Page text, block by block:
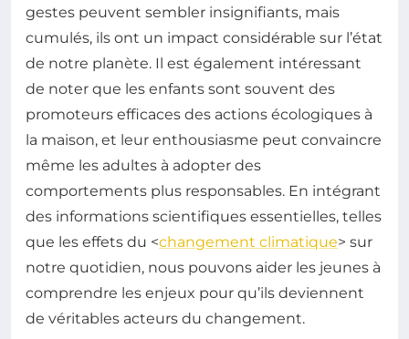
gestes peuvent sembler insignifiants, mais
cumulés, ils ont un impact considérable sur l’état
de notre planète. Il est également intéressant
de noter que les enfants sont souvent des
promoteurs efficaces des actions écologiques à
la maison, et leur enthousiasme peut convaincre
même les adultes à adopter des
comportements plus responsables. En intégrant
des informations scientifiques essentielles, telles
que les effets du <changement climatique> sur
notre quotidien, nous pouvons aider les jeunes à
comprendre les enjeux pour qu’ils deviennent
de véritables acteurs du changement.